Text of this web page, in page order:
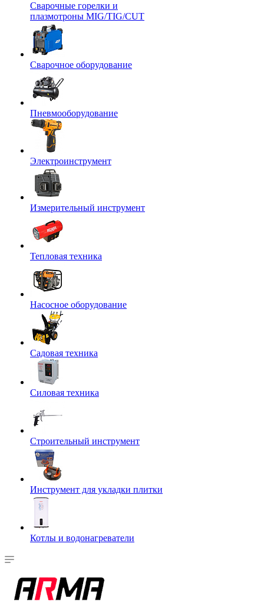
Сварочные горелки и
плазмотроны MIG/TIG/CUT
Сварочное оборудование
Пневмооборудование
Электроинструмент
Измерительный инструмент
Тепловая техника
Насосное оборудование
Садовая техника
Силовая техника
Строительный инструмент
Инструмент для укладки плитки
Котлы и водонагреватели